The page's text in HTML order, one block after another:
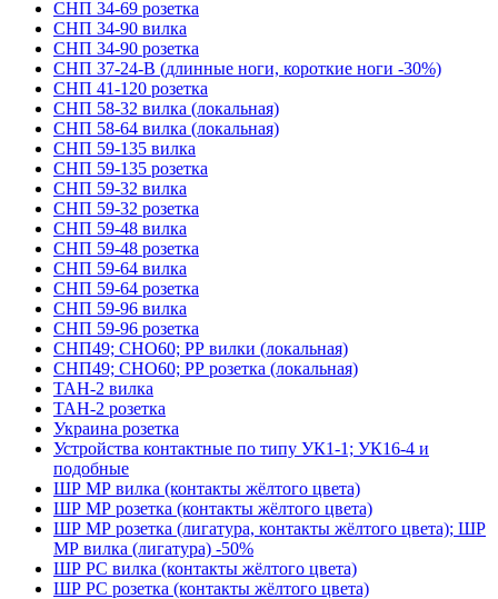
СНП 34-69 розетка
СНП 34-90 вилка
СНП 34-90 розетка
СНП 37-24-В (длинные ноги, короткие ноги -30%)
СНП 41-120 розетка
СНП 58-32 вилка (локальная)
СНП 58-64 вилка (локальная)
СНП 59-135 вилка
СНП 59-135 розетка
СНП 59-32 вилка
СНП 59-32 розетка
СНП 59-48 вилка
СНП 59-48 розетка
СНП 59-64 вилка
СНП 59-64 розетка
СНП 59-96 вилка
СНП 59-96 розетка
СНП49; СНО60; РР вилки (локальная)
СНП49; СНО60; РР розетка (локальная)
ТАН-2 вилка
ТАН-2 розетка
Украина розетка
Устройства контактные по типу УК1-1; УК16-4 и
подобные
ШР МР вилка (контакты жёлтого цвета)
ШР МР розетка (контакты жёлтого цвета)
ШР МР розетка (лигатура, контакты жёлтого цвета); ШР
МР вилка (лигатура) -50%
ШР РС вилка (контакты жёлтого цвета)
ШР РС розетка (контакты жёлтого цвета)